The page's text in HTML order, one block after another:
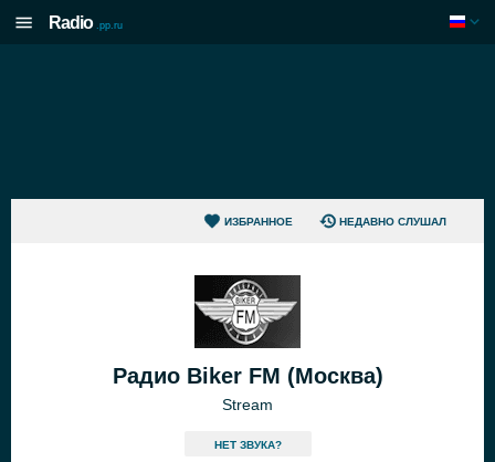
Radio .pp.ru
ИЗБРАННОЕ НЕДАВНО СЛУШАЛ
Радио Biker FM (Москва)
Stream
HЕТ ЗВУКА?